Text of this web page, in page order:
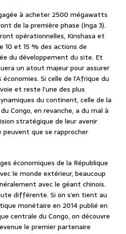
à acheter 2500 mégawatts
de la première phase (Inga 3).
opérationnelles, Kinshasa et
et 15 % des actions de
du développement du site. Et
un atout majeur pour assurer
Si celle de l’Afrique du
et reste l’une des plus
du continent, celle de la
Congo, en revanche, a du mal à
stratégique de leur avenir
peuvent que se rapprocher
économiques de la République
le monde extérieur, beaucoup
avec le géant chinois.
différente. Si on s’en tient au
monétaire en 2014 publié en
centrale du Congo, on découvre
le premier partenaire